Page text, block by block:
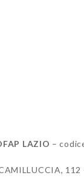
LAZIO –
112